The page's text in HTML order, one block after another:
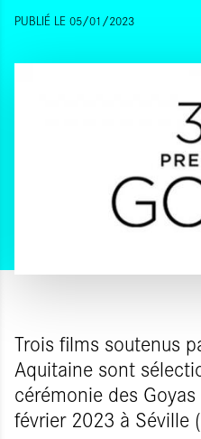
PUBLIÉ LE 05/01/2023
Trois films soutenus
Aquitaine sont
cérémonie des
février 2023 à Séville